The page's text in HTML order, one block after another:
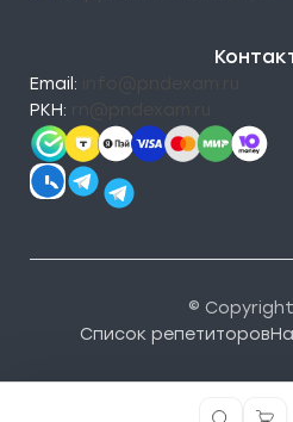
Email:
РКН:
©
Список репетиторов